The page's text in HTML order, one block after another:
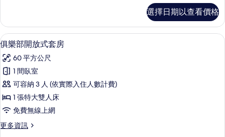
的
所
有
相
片
客
房,
相
客
房
詳
情
選擇日期以查看價格
顯
示
俱
樂
部
開
放
式
俱樂部開放式套房 | 迷你吧、客房內
5
俱樂部開放式套房
60 平方公尺
1 間臥室
可容納 3 人 (依實際入住人數計費)
1 張特大雙人床
免費無線上網
更多資訊
更